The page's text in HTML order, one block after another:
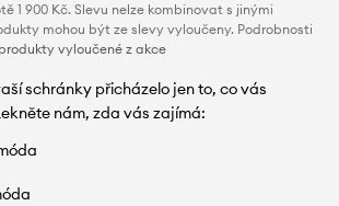
1 900 Kč. Slevu nelze kombinovat s jinými
mohou být ze slevy vyloučeny. Podrobnosti
produkty vyloučené z akce
schránky přicházelo jen to, co vás
nám, zda vás zajímá: